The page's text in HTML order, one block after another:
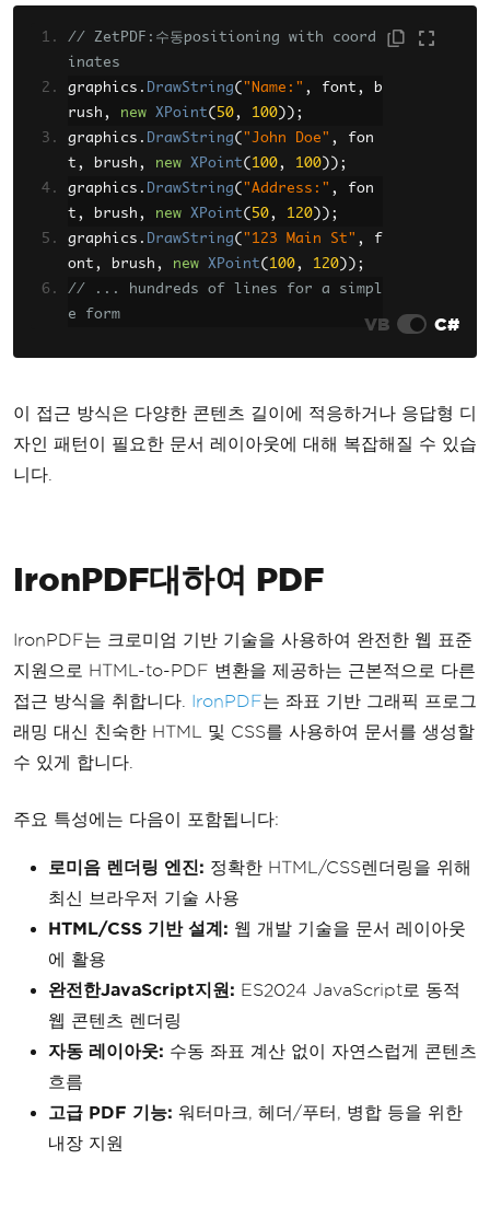
// ZetPDF:수동positioning with coord
inates
graphics . DrawString( "Name:" , font ,
b
rush , new XPoint( 50, 100 ));
graphics . DrawString( "John Doe" ,
fon
t , brush , new XPoint( 100, 100 ));
graphics . DrawString( "Address:" ,
fon
t , brush , new XPoint( 50, 120 ));
graphics . DrawString( "123 Main St" ,
f
ont , brush , new XPoint( 100, 120 ));
// ... hundreds of lines for a simpl
e form
VB C#
이 접근 방식은 다양한 콘텐츠 길이에 적응하거나 응답형 디
자인 패턴이 필요한 문서 레이아웃에 대해 복잡해질 수 있습
니다.
IronPDF대하여 PDF
IronPDF는 크로미엄 기반 기술을 사용하여 완전한 웹 표준
지원으로 HTML-to-PDF 변환을 제공하는 근본적으로 다른
접근 방식을 취합니다. IronPDF는 좌표 기반 그래픽 프로그
래밍 대신 친숙한 HTML 및 CSS를 사용하여 문서를 생성할
수 있게 합니다.
주요 특성에는 다음이 포함됩니다:
로미음 렌더링 엔진: 정확한 HTML/CSS렌더링을 위해
최신 브라우저 기술 사용
HTML/CSS 기반 설계: 웹 개발 기술을 문서 레이아웃
에 활용
완전한JavaScript지원: ES2024 JavaScript로 동적
웹 콘텐츠 렌더링
자동 레이아웃: 수동 좌표 계산 없이 자연스럽게 콘텐츠
흐름
고급 PDF 기능: 워터마크, 헤더/푸터, 병합 등을 위한
내장 지원